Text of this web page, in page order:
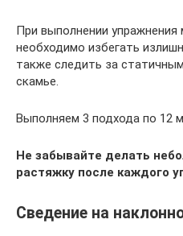
При выполнении
необходимо избегать
также следить за
скамье.
Выполняем 3 подхода по 12
Не забывайте делать
растяжку после каждого
Сведение на